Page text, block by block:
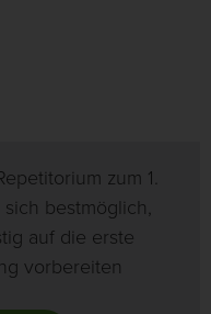
zum 1.
bestmöglich,
auf die erste
vorbereiten